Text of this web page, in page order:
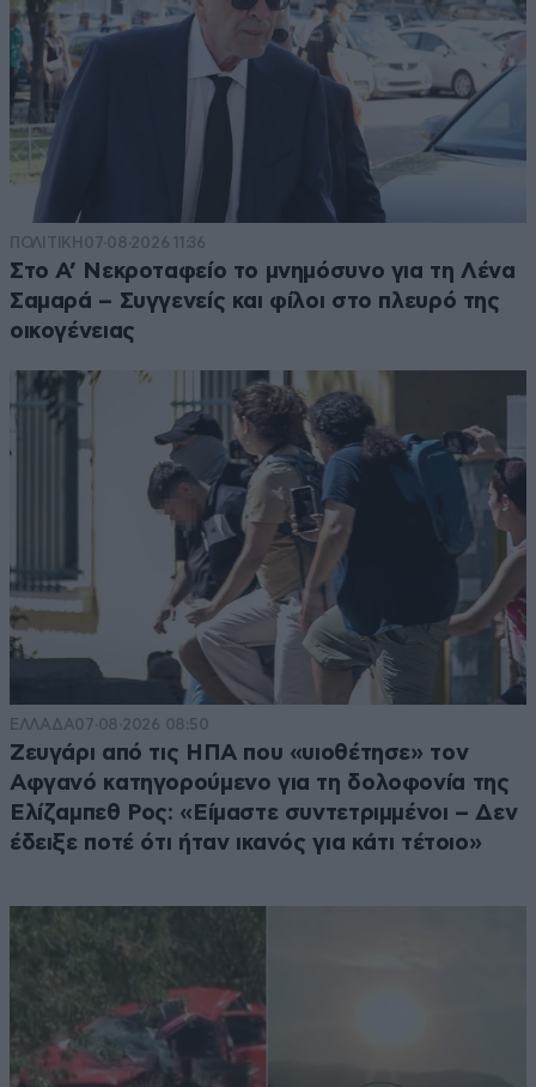
ΠΟΛΙΤΙΚΗ 07·08·2026 11:36
Στο Α’ Νεκροταφείο το μνημόσυνο για τη Λένα
Σαμαρά – Συγγενείς και φίλοι στο πλευρό της
οικογένειας
ΕΛΛΑΔΑ07·08·2026 08:50
Ζευγάρι από τις ΗΠΑ που «υιοθέτησε» τον
Αφγανό κατηγορούμενο για τη δολοφονία της
Ελίζαμπεθ Ρος: «Είμαστε συντετριμμένοι – Δεν
έδειξε ποτέ ότι ήταν ικανός για κάτι τέτοιο»